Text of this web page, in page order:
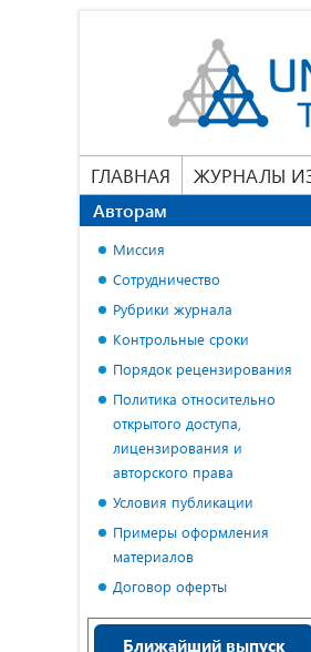
ГЛАВНАЯ ЖУРНАЛЫ
Авторам
Миссия
Сотрудничество
Рубрики журнала
Контрольные сроки
Порядок рецензирования
Политика относительно
открытого доступа,
лицензирования и
авторского права
Условия публикации
Примеры оформления
материалов
Договор оферты
Ближайший выпуск